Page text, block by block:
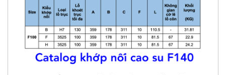
4. Ưu điểm thực tế của dòng